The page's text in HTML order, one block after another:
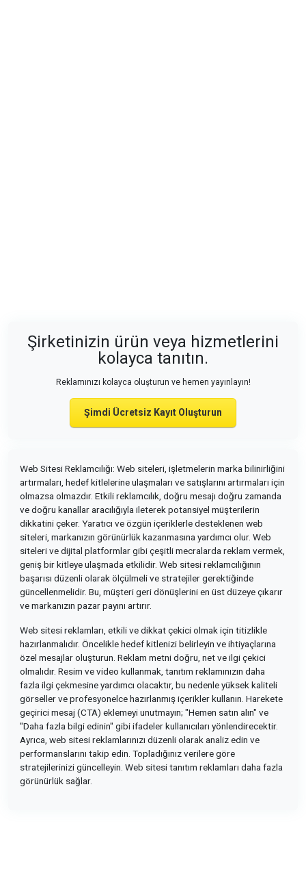
Şirketinizin ürün veya hizmetlerini
kolayca tanıtın.
Reklamınızı kolayca oluşturun ve hemen yayınlayın!
Şimdi Ücretsiz Kayıt Oluşturun
Web Sitesi Reklamcılığı: Web siteleri, işletmelerin marka bilinirliğini
artırmaları, hedef kitlelerine ulaşmaları ve satışlarını artırmaları için
olmazsa olmazdır. Etkili reklamcılık, doğru mesajı doğru zamanda
ve doğru kanallar aracılığıyla ileterek potansiyel müşterilerin
dikkatini çeker. Yaratıcı ve özgün içeriklerle desteklenen web
siteleri, markanızın görünürlük kazanmasına yardımcı olur. Web
siteleri ve dijital platformlar gibi çeşitli mecralarda reklam vermek,
geniş bir kitleye ulaşmada etkilidir. Web sitesi reklamcılığının
başarısı düzenli olarak ölçülmeli ve stratejiler gerektiğinde
güncellenmelidir. Bu, müşteri geri dönüşlerini en üst düzeye çıkarır
ve markanızın pazar payını artırır.
Web sitesi reklamları, etkili ve dikkat çekici olmak için titizlikle
hazırlanmalıdır. Öncelikle hedef kitlenizi belirleyin ve ihtiyaçlarına
özel mesajlar oluşturun. Reklam metni doğru, net ve ilgi çekici
olmalıdır. Resim ve video kullanmak, tanıtım reklamınızın daha
fazla ilgi çekmesine yardımcı olacaktır, bu nedenle yüksek kaliteli
görseller ve profesyonelce hazırlanmış içerikler kullanın. Harekete
geçirici mesaj (CTA) eklemeyi unutmayın; "Hemen satın alın" ve
"Daha fazla bilgi edinin" gibi ifadeler kullanıcıları yönlendirecektir.
Ayrıca, web sitesi reklamlarınızı düzenli olarak analiz edin ve
performanslarını takip edin. Topladığınız verilere göre
stratejilerinizi güncelleyin. Web sitesi tanıtım reklamları daha fazla
görünürlük sağlar.